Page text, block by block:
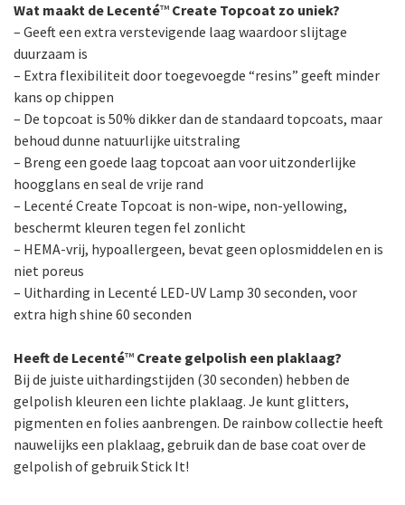
Wat maakt de Lecenté™ Create Topcoat zo uniek?
– Geeft een extra verstevigende laag waardoor slijtage
duurzaam is
– Extra flexibiliteit door toegevoegde “resins” geeft minder
kans op chippen
– De topcoat is 50% dikker dan de standaard topcoats, maar
behoud dunne natuurlijke uitstraling
– Breng een goede laag topcoat aan voor uitzonderlijke
hoogglans en seal de vrije rand
– Lecenté Create Topcoat is non-wipe, non-yellowing,
beschermt kleuren tegen fel zonlicht
– HEMA-vrij, hypoallergeen, bevat geen oplosmiddelen en is
niet poreus
– Uitharding in Lecenté LED-UV Lamp 30 seconden, voor
extra high shine 60 seconden
Heeft de Lecenté™ Create gelpolish een plaklaag?
Bij de juiste uithardingstijden (30 seconden) hebben de
gelpolish kleuren een lichte plaklaag. Je kunt glitters,
pigmenten en folies aanbrengen. De rainbow collectie heeft
nauwelijks een plaklaag, gebruik dan de base coat over de
gelpolish of gebruik Stick It!